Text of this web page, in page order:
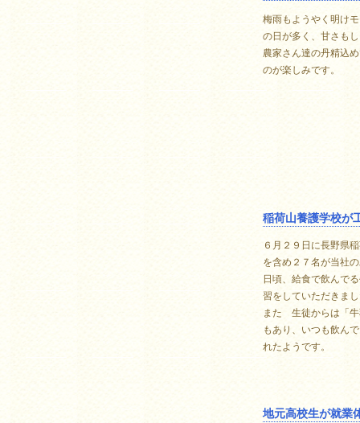
梅雨もようやく明け
の日が多く、甘さも
農家さん達の丹精込
のが楽しみです。
稲荷山養護学校が
６月２９日に長野県
を含め２７名が当社
日頃、給食で飲んで
習をしていただきま
また 生徒からは「牛
もあり、いつも飲ん
れたようです。
地元高校生が就業